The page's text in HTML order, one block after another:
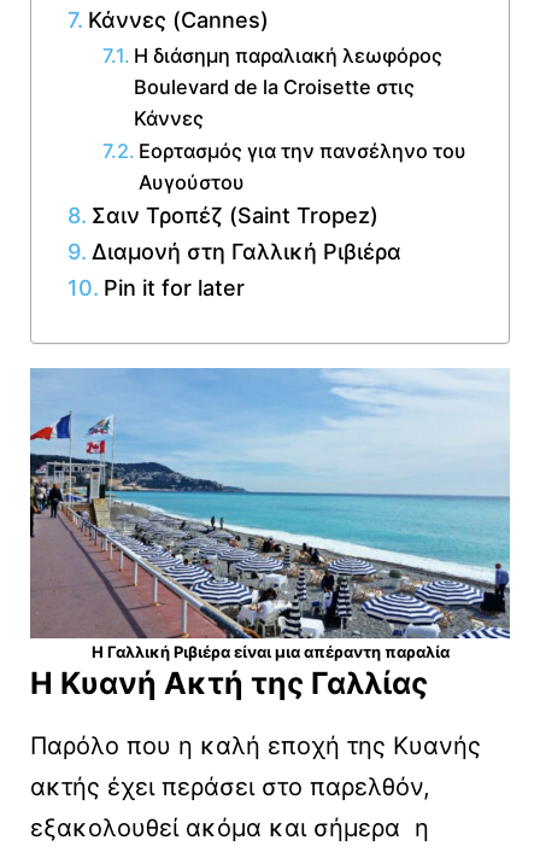
Κάννες (Cannes)
Η διάσημη παραλιακή λεωφόρος
Boulevard de la Croisette στις
Κάννες
Εορτασμός για την πανσέληνο του
Αυγούστου
Σαιν Τροπέζ (Saint Tropez)
Διαμονή στη Γαλλική Ριβιέρα
Pin it for later
Η Γαλλική Ριβιέρα είναι μια απέραντη παραλία
Η Κυανή Ακτή της Γαλλίας
Παρόλο που η καλή εποχή της Κυανής
ακτής έχει περάσει στο παρελθόν,
εξακολουθεί ακόμα και σήμερα η